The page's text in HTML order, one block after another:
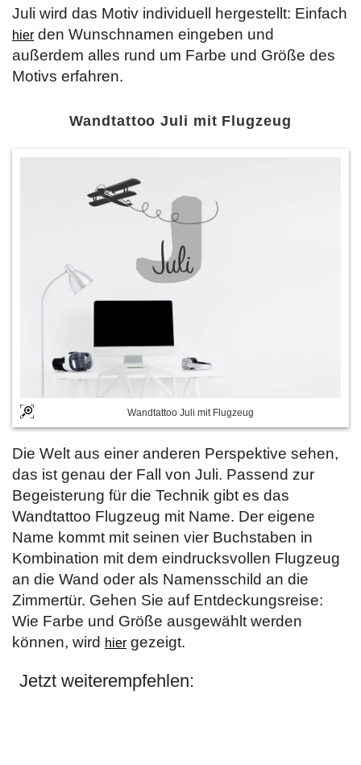
Juli wird das Motiv individuell hergestellt: Einfach
hier den Wunschnamen eingeben und
außerdem alles rund um Farbe und Größe des
Motivs erfahren.
Wandtattoo Juli mit Flugzeug
Wandtattoo Juli mit Flugzeug
Die Welt aus einer anderen Perspektive sehen,
das ist genau der Fall von Juli. Passend zur
Begeisterung für die Technik gibt es das
Wandtattoo Flugzeug mit Name. Der eigene
Name kommt mit seinen vier Buchstaben in
Kombination mit dem eindrucksvollen Flugzeug
an die Wand oder als Namensschild an die
Zimmertür. Gehen Sie auf Entdeckungsreise:
Wie Farbe und Größe ausgewählt werden
können, wird hier gezeigt.
Jetzt weiterempfehlen: